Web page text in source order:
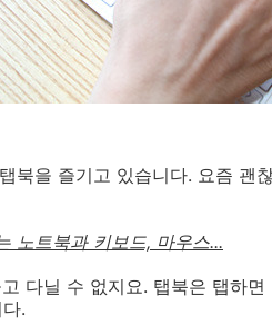
북을 즐기고 있습니다. 요즘 괜
노트북과 키보드, 마우스...
다닐 수 없지요. 탭북은 탭하
.